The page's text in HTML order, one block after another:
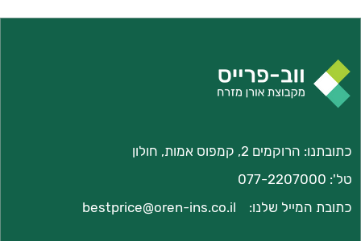
כתובתנו: הרוקמים 2, קמפוס אמות, חולון
טל': 077-2207000
כתובת המייל שלנו:
bestprice@oren-ins.co.il